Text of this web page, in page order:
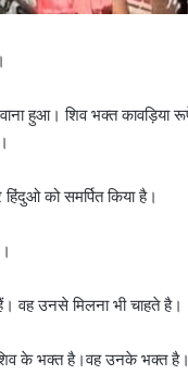
हुआ। शिव भक्त कावड़िया
को समर्पित किया है।
वह उनसे मिलना भी चाहते है।
के भक्त है।वह उनके भक्त है।